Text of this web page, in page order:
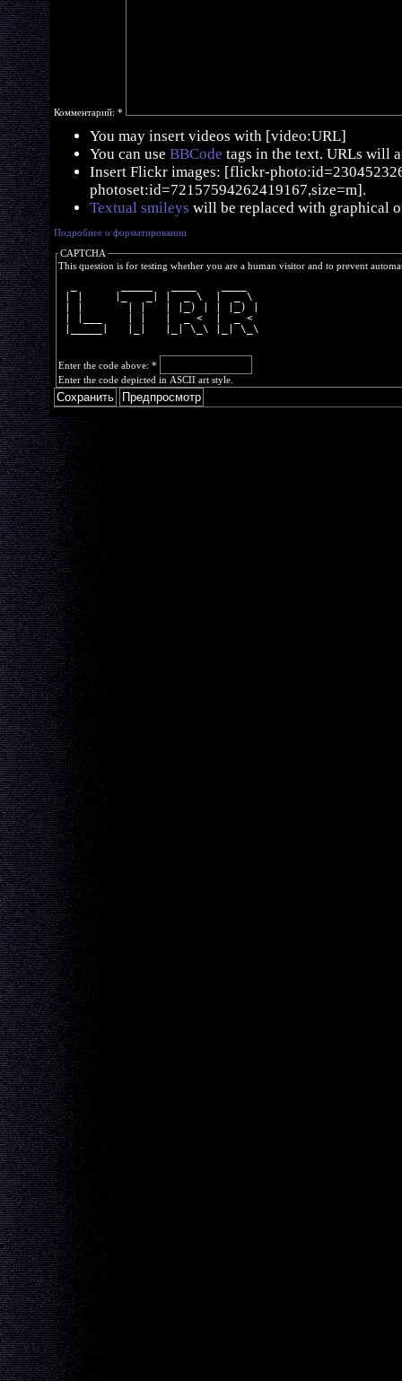
Комментарий: *
You may insert videos with [video:URL]
You can use BBCode tags in the text. URLs will
Insert Flickr images: [flickr-
photoset:id=72157594262419167,size=m].
Textual smileys will be replaced with graphical
Подробнее о форматировании
CAPTCHA
This question is for testing whether you are a human visitor and to prevent
| |     |_   _| |  _ \  |  _ \
| |       | |   | |_) | | |_) |
| |___    | |   |  _ <  |  _ <
|_____|   |_|   |_| \_\ |_| \_\
Enter the code above: *
Enter the code depicted in ASCII art style.